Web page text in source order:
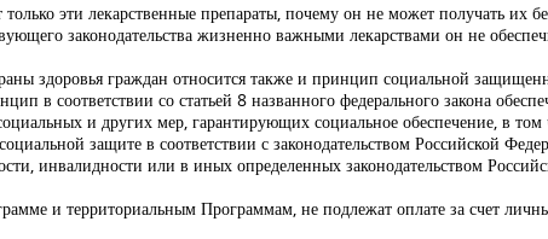
эти лекарственные препараты, почему он не может получать их
законодательства жизненно важными лекарствами он не
здоровья граждан относится также и принцип социальной
в соответствии со статьей 8 названного федерального закона
и других мер, гарантирующих социальное обеспечение, в том
защите в соответствии с законодательством Российской
инвалидности или в иных определенных законодательством
и территориальным Программам, не подлежат оплате за счет